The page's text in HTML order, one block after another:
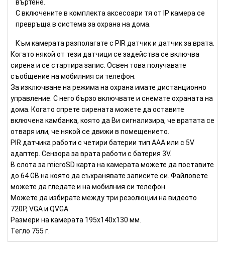
въртене.
С включените в комплекта аксесоари тя от IP камера се
превръща в система за охрана на дома.
Към камерата разполагате с PIR датчик и датчик за врата.
Когато някой от тези датчици се задейства се включва
сирена и се стартира запис. Освен това получавате
съобщение на мобилния си телефон.
За изключване на режима на охрана имате дистанционно
управление. С него бързо включвате и снемате охраната на
дома. Когато спрете сирената можете да оставите
включена камбанка, която да Ви сигнализира, че вратата се
отваря или, че някой се движи в помещението.
PIR датчика работи с четири батерии тип ААА или с 5V
адаптер. Сензора за врата работи с батерия 3V.
В слота за microSD карта на камерата можете да поставите
до 64 GB на която да съхранявате записите си. Файловете
можете да гледате и на мобилния си телефон.
Можете да избирате между три резолюции на видеото
720Р, VGA и QVGA.
Размери на камерата 195x140x130 мм.
Тегло 755 г.